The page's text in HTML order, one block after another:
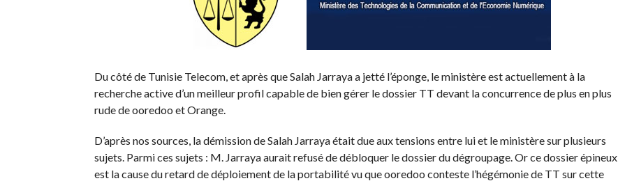
Du côté de Tunisie Telecom, et après que Salah Jarraya a jetté l’éponge, le ministère est actuellement à la
recherche active d’un meilleur profil capable de bien gérer le dossier TT devant la concurrence de plus en plus
rude de ooredoo et Orange.
D’après nos sources, la démission de Salah Jarraya était due aux tensions entre lui et le ministère sur plusieurs
sujets. Parmi ces sujets : M. Jarraya aurait refusé de débloquer le dossier du dégroupage. Or ce dossier épineux
est la cause du retard de déploiement de la portabilité vu que ooredoo conteste l’hégémonie de TT sur cette